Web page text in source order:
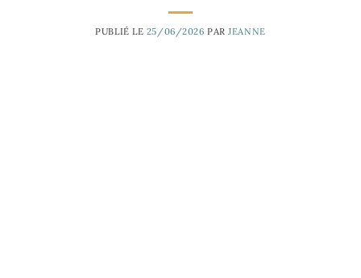
PUBLIÉ LE 25/06/2026 PAR JEANNE